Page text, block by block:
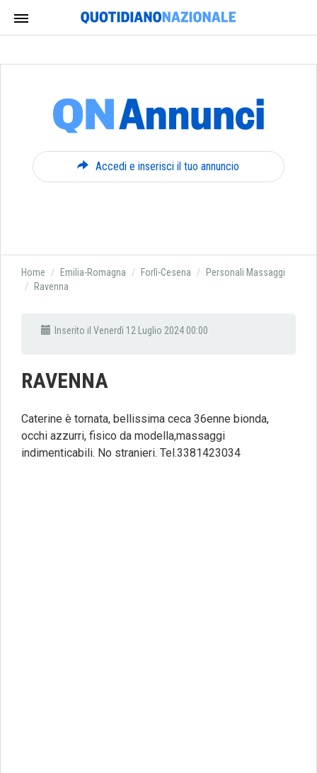
Accedi e inserisci il tuo annuncio
Home Emilia-Romagna Forlì-Cesena
Personali Massaggi
Ravenna
Inserito il Venerdì 12 Luglio 2024 00:00
RAVENNA
Caterine è tornata, bellissima ceca 36enne bionda,
occhi azzurri, fisico da modella,massaggi
indimenticabili. No stranieri. Tel.3381423034